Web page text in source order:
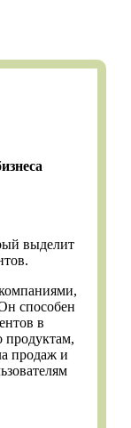
выделит
способен
в
продуктам,
продаж и